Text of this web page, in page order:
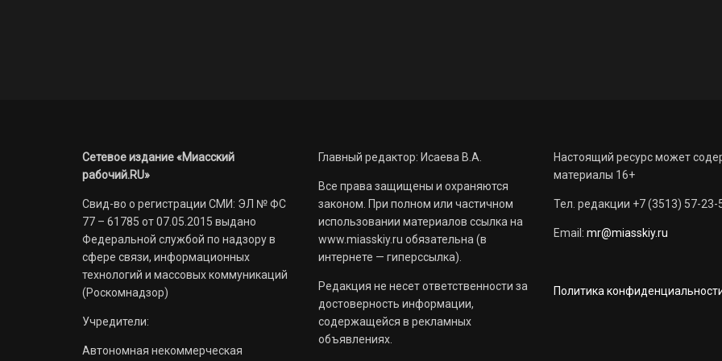
Сетевое издание «Миасский
рабочий.RU»
Свид-во о регистрации СМИ: ЭЛ № ФС
77 – 61785 от 07.05.2015 выдано
Федеральной службой по надзору в
сфере связи, информационных
технологий и массовых коммуникаций
(Роскомнадзор)
Учредители:
Автономная некоммерческая
Главный редактор: Исаева В.А.
Все права защищены и охраняются
законом. При полном или частичном
использовании материалов ссылка на
www.miasskiy.ru обязательна (в
интернете — гиперссылка).
Редакция не несет ответственности за
достоверность информации,
содержащейся в рекламных
объявлениях.
Настоящий ресурс может
материалы 16+
Тел. редакции +7 (3513) 57-23-
Email: mr@miasskiy.ru
Политика